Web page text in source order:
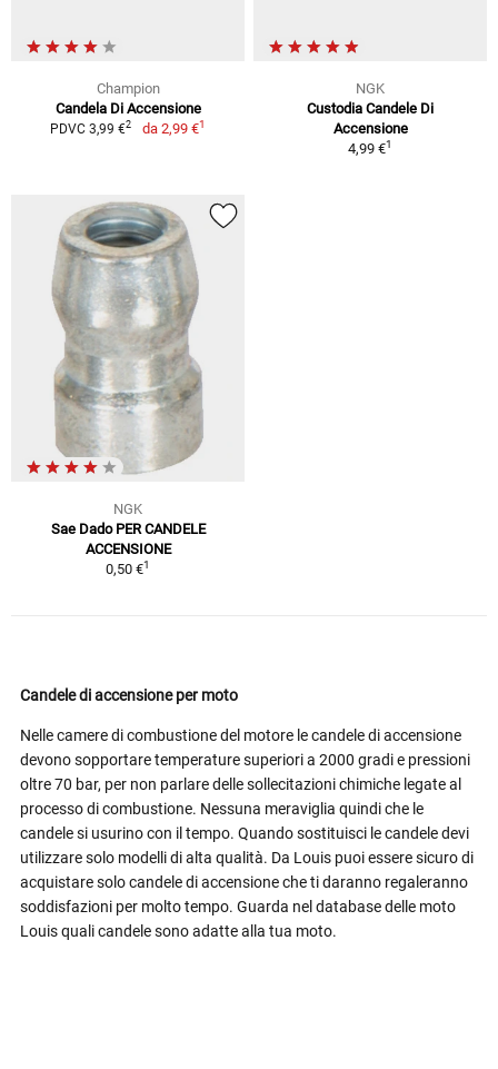
Champion
Candela Di Accensione
PDVC 3,99 €2 da 2,99 €1
NGK
Custodia Candele Di
Accensione
4,99 €1
NGK
Sae Dado PER CANDELE
ACCENSIONE
0,50 €1
Candele di accensione per moto
Nelle camere di combustione del motore le candele di accensione
devono sopportare temperature superiori a 2000 gradi e pressioni
oltre 70 bar, per non parlare delle sollecitazioni chimiche legate al
processo di combustione. Nessuna meraviglia quindi che le
candele si usurino con il tempo. Quando sostituisci le candele devi
utilizzare solo modelli di alta qualità. Da Louis puoi essere sicuro di
acquistare solo candele di accensione che ti daranno regaleranno
soddisfazioni per molto tempo. Guarda nel database delle moto
Louis quali candele sono adatte alla tua moto.